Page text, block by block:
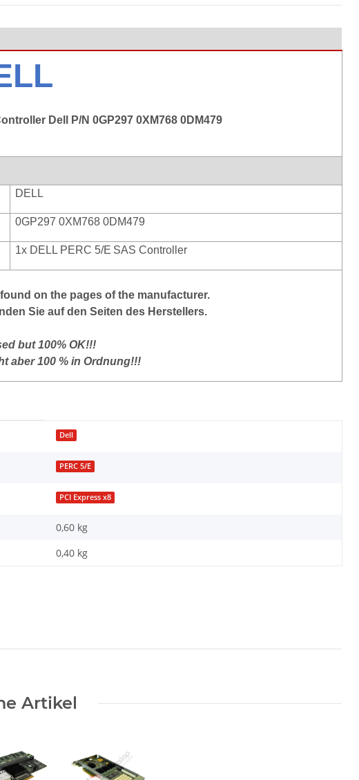
Dell P/N 0GP297 0XM768 0DM479
DELL
0GP297 0XM768 0DM479
1x DELL PERC 5/E SAS Controller
on the pages of the manufacturer.
Sie auf den Seiten des Herstellers.
but 100% OK!!!
aber 100 % in Ordnung!!!
Dell
PERC 5/E
PCI Express x8
0,60 kg
0,40 kg
Artikel